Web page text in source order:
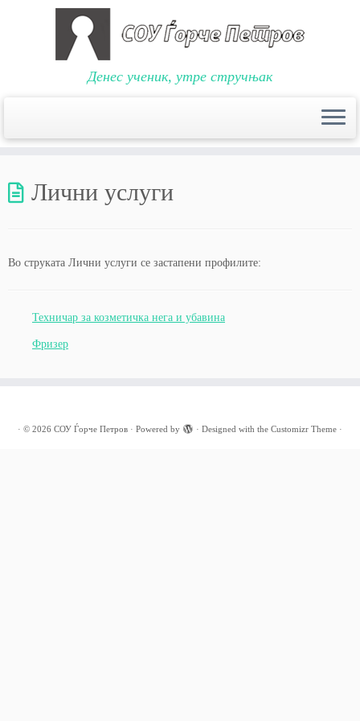
content
Денес ученик, утре стручњак
Лични услуги
Во струката Лични услуги се застапени профилите:
Техничар за козметичка нега и убавина
Фризер
· © 2026 СОУ Ѓорче Петров · Powered by · Designed with the Customizr Theme ·